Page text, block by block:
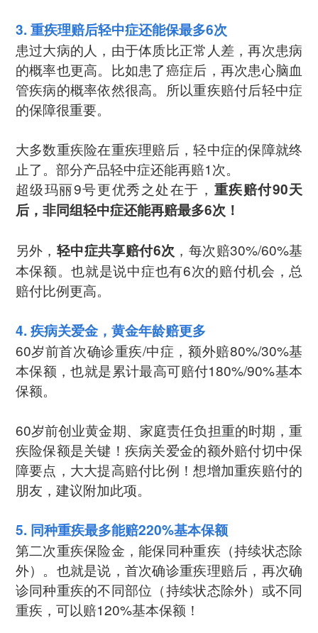
3. 重疾理赔后轻中症还能保最多6次
患过大病的人，由于体质比正常人差，再次患病
的概率也更高。比如患了癌症后，再次患心脑血
管疾病的概率依然很高。所以重疾赔付后轻中症
的保障很重要。
大多数重疾险在重疾理赔后，轻中症的保障就终
止了。部分产品轻中症还能再赔1次。
超级玛丽9号更优秀之处在于， 重疾赔付90天
后，非同组轻中症还能再赔最多6次！
另外， 轻中症共享赔付6次 ，每次赔30%/60%基
本保额。也就是说中症也有6次的赔付机会，总
赔付比例更高。
4. 疾病关爱金，黄金年龄赔更多
60岁前首次确诊重疾/中症，额外赔80%/30%基
本保额，也就是累计最高可赔付180%/90%基本
保额。
60岁前创业黄金期、家庭责任负担重的时期，重
疾险保额是关键！疾病关爱金的额外赔付切中保
障要点，大大提高赔付比例！想增加重疾赔付的
朋友，建议附加此项。
5. 同种重疾最多能赔220%基本保额
第二次重疾保险金，能保同种重疾（持续状态除
外）。也就是说，首次确诊重疾理赔后，再次确
诊同种重疾的不同部位（持续状态除外）或不同
重疾，可以赔120%基本保额！